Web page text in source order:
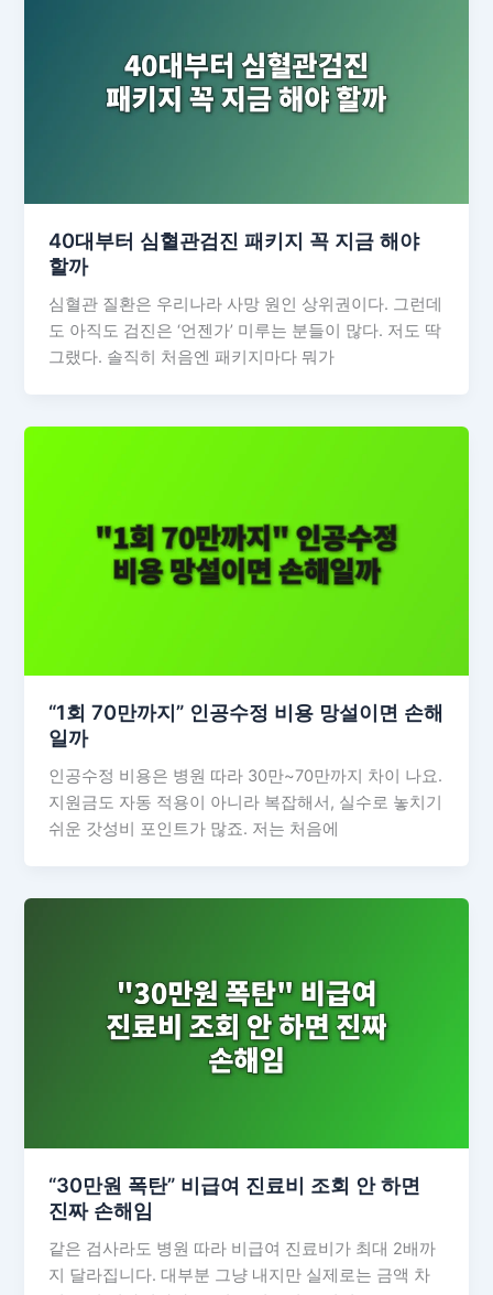
40대부터 심혈관검진 패키지 꼭 지금 해야
할까
심혈관 질환은 우리나라 사망 원인 상위권이다. 그런데
도 아직도 검진은 ‘언젠가’ 미루는 분들이 많다. 저도 딱
그랬다. 솔직히 처음엔 패키지마다 뭐가
“1회 70만까지” 인공수정 비용 망설이면 손해
일까
인공수정 비용은 병원 따라 30만~70만까지 차이 나요.
지원금도 자동 적용이 아니라 복잡해서, 실수로 놓치기
쉬운 갓성비 포인트가 많죠. 저는 처음에
“30만원 폭탄” 비급여 진료비 조회 안 하면
진짜 손해임
같은 검사라도 병원 따라 비급여 진료비가 최대 2배까
지 달라집니다. 대부분 그냥 내지만 실제로는 금액 차